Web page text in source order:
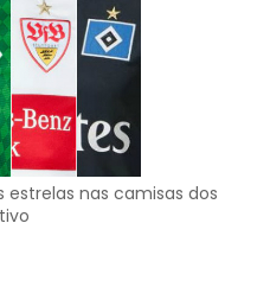
nas camisas dos